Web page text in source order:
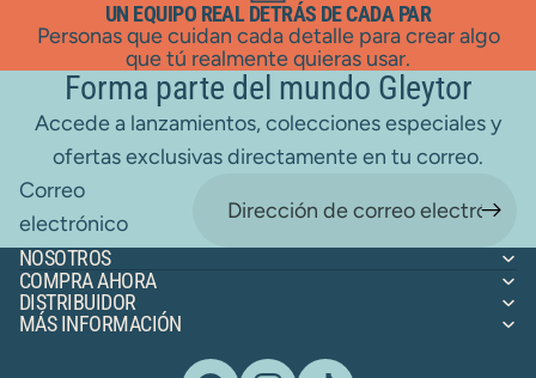
UN EQUIPO REAL DETRÁS DE CADA PAR
Personas que cuidan cada detalle para crear algo
que tú realmente quieras usar.
Forma parte del mundo Gleytor
Accede a lanzamientos, colecciones especiales y
ofertas exclusivas directamente en tu correo.
Correo
electrónico
NOSOTROS
COMPRA AHORA
DISTRIBUIDOR
MÁS INFORMACIÓN